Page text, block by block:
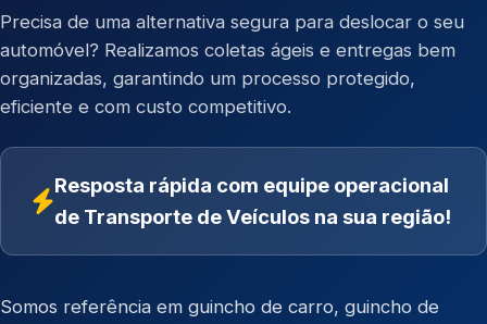
Precisa de uma alternativa segura para deslocar o seu
automóvel? Realizamos coletas ágeis e entregas bem
organizadas, garantindo um processo protegido,
eficiente e com custo competitivo.
Resposta rápida com equipe operacional
de Transporte de Veículos na sua região!
Somos referência em guincho de carro, guincho de